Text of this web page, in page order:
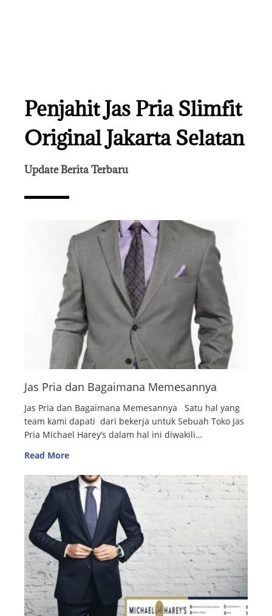
Penjahit Jas Pria Slimfit
Original Jakarta Selatan
Update Berita Terbaru
Jas Pria dan Bagaimana Memesannya
Jas Pria dan Bagaimana Memesannya Satu hal yang
team kami dapati dari bekerja untuk Sebuah Toko Jas
Pria Michael Harey’s dalam hal ini diwakili…
Read More